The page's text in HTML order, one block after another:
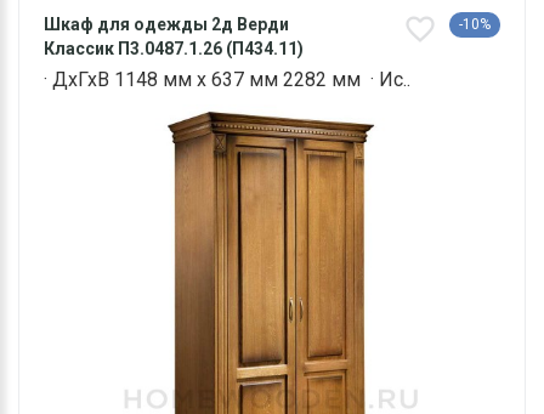
Шкаф для одежды 2д Верди
Классик П3.0487.1.26 (П434.11)
-10%
· ДхГхВ 1148 мм х 637 мм 2282 мм · Ис..